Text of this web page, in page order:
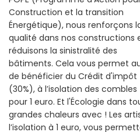
Construction et la transition
Énergétique), nous renforçons
qualité dans nos constructions
réduisons la sinistralité des
bâtiments. Cela vous permet
de bénéficier du Crédit d'impôt
(30%), à l’isolation des combles
pour 1 euro. Et l'Écologie dans
grandes chaleurs avec ! Les
l’isolation à 1 euro, vous